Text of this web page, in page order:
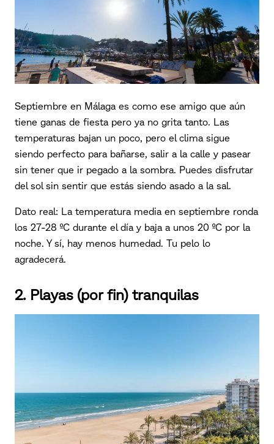
Septiembre en Málaga es como ese amigo que aún
tiene ganas de fiesta pero ya no grita tanto. Las
temperaturas bajan un poco, pero el clima sigue
siendo perfecto para bañarse, salir a la calle y pasear
sin tener que ir pegado a la sombra. Puedes disfrutar
del sol sin sentir que estás siendo asado a la sal.
Dato real: La temperatura media en septiembre ronda
los 27-28 ºC durante el día y baja a unos 20 ºC por la
noche. Y sí, hay menos humedad. Tu pelo lo
agradecerá.
2. Playas (por fin) tranquilas